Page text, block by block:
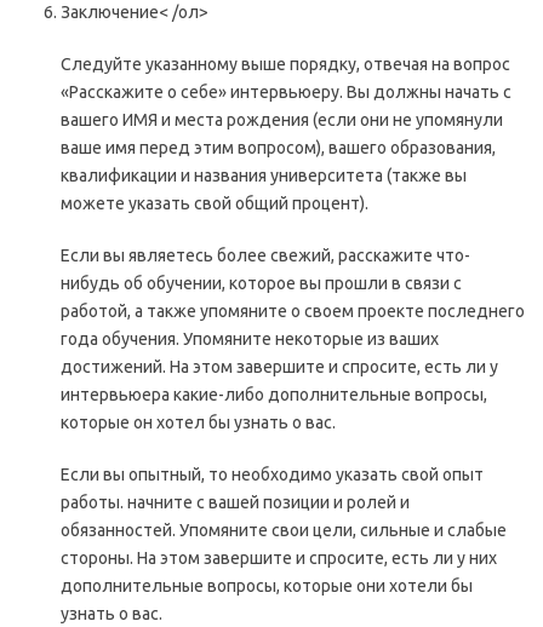
Заключение< /ол>
Следуйте указанному выше порядку, отвечая на вопрос
«Расскажите о себе» интервьюеру. Вы должны начать с
вашего ИМЯ и места рождения (если они не упомянули
ваше имя перед этим вопросом), вашего образования,
квалификации и названия университета (также вы
можете указать свой общий процент).
Если вы являетесь более свежий, расскажите что-
нибудь об обучении, которое вы прошли в связи с
работой, а также упомяните о своем проекте последнего
года обучения. Упомяните некоторые из ваших
достижений. На этом завершите и спросите, есть ли у
интервьюера какие-либо дополнительные вопросы,
которые он хотел бы узнать о вас.
Если вы опытный, то необходимо указать свой опыт
работы. начните с вашей позиции и ролей и
обязанностей. Упомяните свои цели, сильные и слабые
стороны. На этом завершите и спросите, есть ли у них
дополнительные вопросы, которые они хотели бы
узнать о вас.